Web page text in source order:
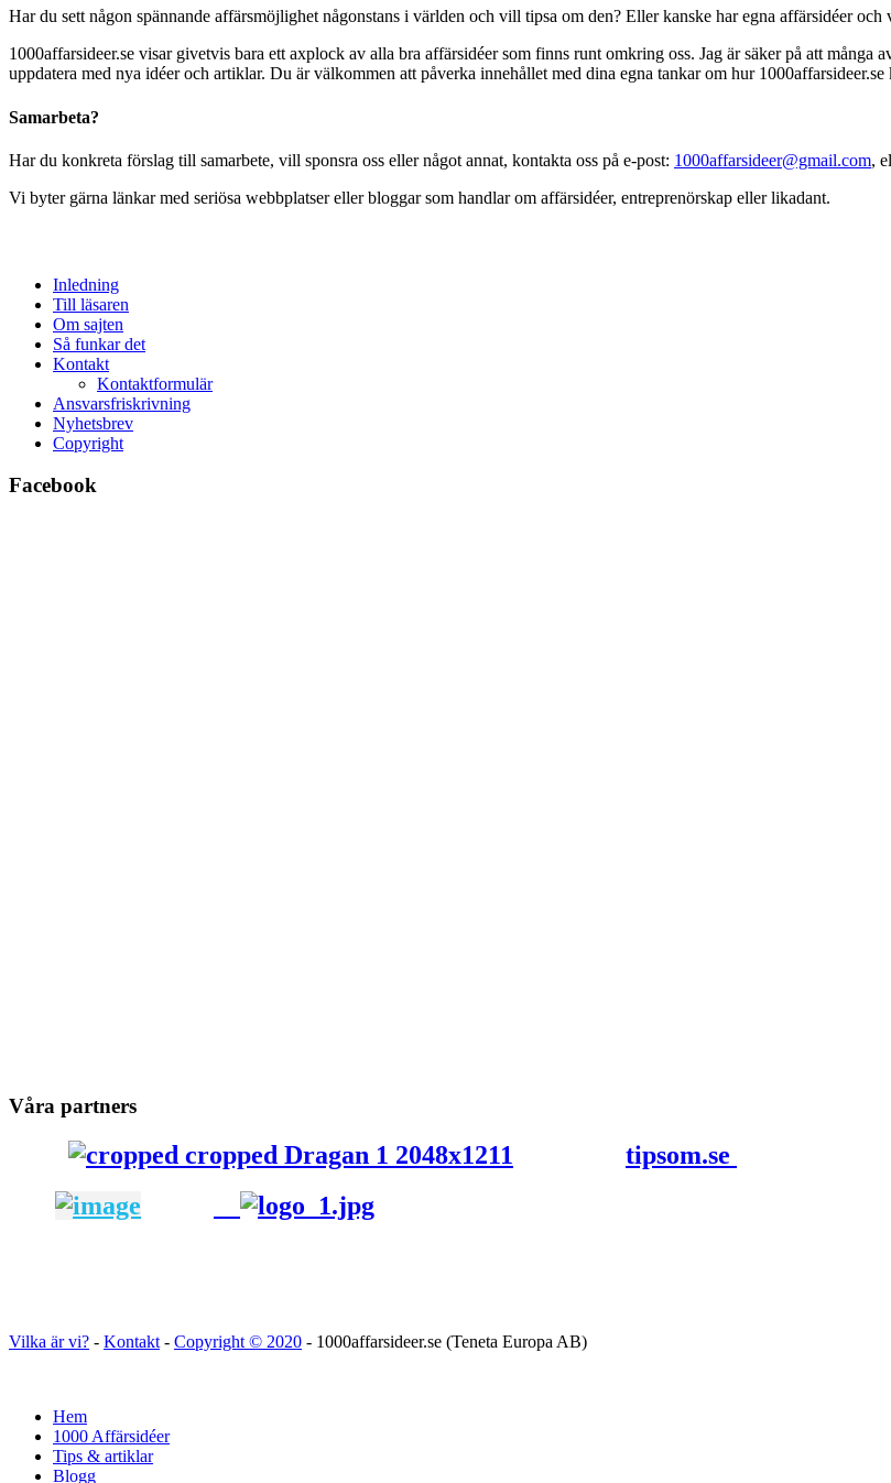
Har du sett någon spännande affärsmöjlighet någonstans i världen och vill tipsa om den? Eller kanske har egna affärsidéer och
1000affarsideer.se visar givetvis bara ett axplock av alla bra affärsidéer som finns runt omkring oss. Jag är säker på att
uppdatera med nya idéer och artiklar. Du är välkommen att påverka innehållet med dina egna tankar om hur
Samarbeta?
Har du konkreta förslag till samarbete, vill sponsra oss eller något annat, kontakta oss på e-post: 1000affarsideer@gmail.com,
Vi byter gärna länkar med seriösa webbplatser eller bloggar som handlar om affärsidéer, entreprenörskap eller likadant.
Inledning
Till läsaren
Om sajten
Så funkar det
Kontakt
Kontaktformulär
Ansvarsfriskrivning
Nyhetsbrev
Copyright
Facebook
Våra partners
tipsom.se
Vilka är vi? - Kontakt - Copyright © 2020 - 1000affarsideer.se (Teneta Europa AB)
Hem
1000 Affärsidéer
Tips & artiklar
Blogg